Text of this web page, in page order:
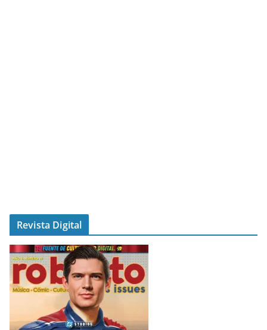
Revista Digital